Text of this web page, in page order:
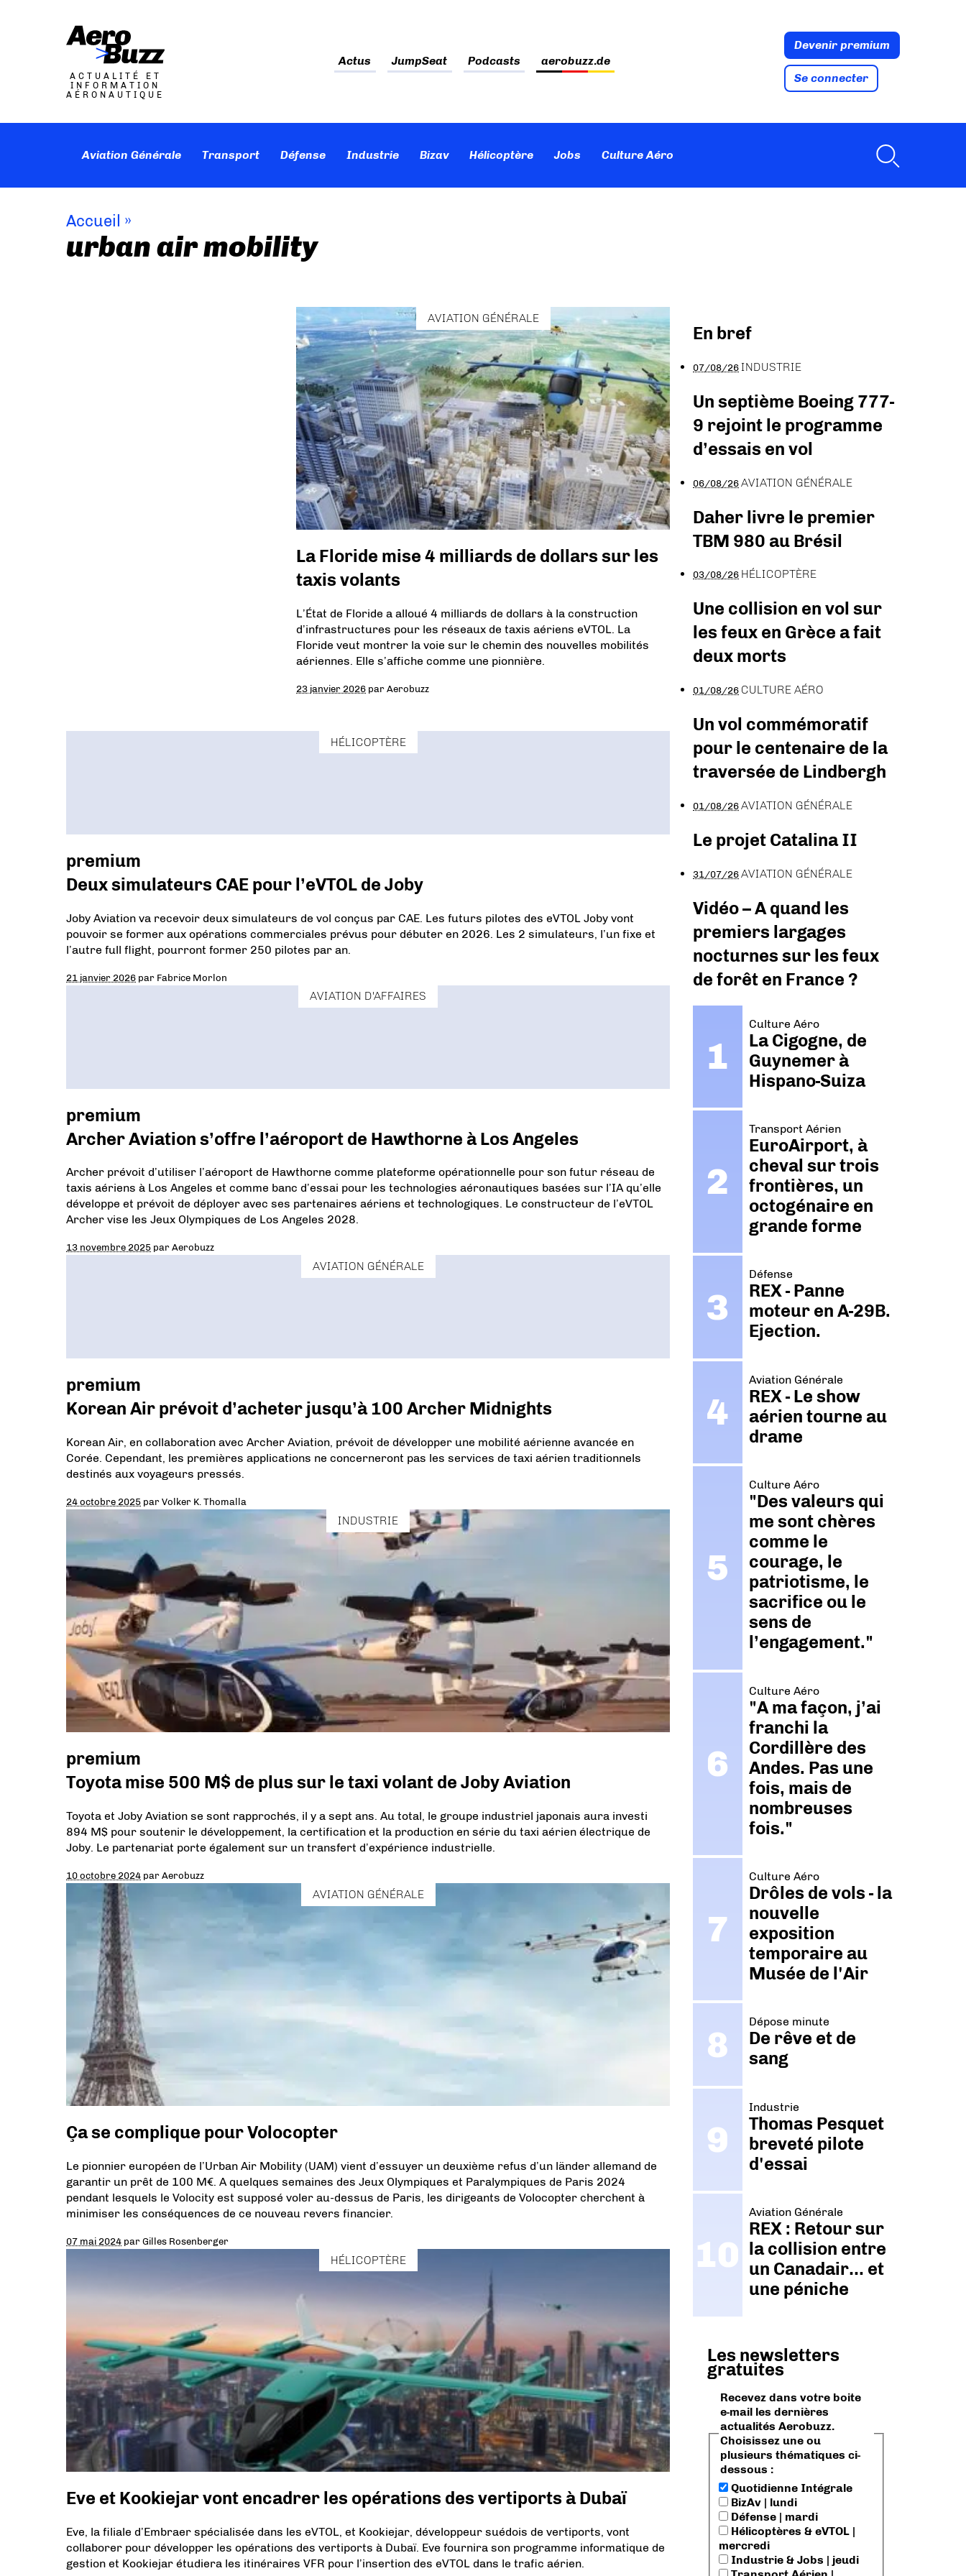
ACTUALITÉ ET
INFORMATION
AÉRONAUTIQUE
Actus JumpSeat Podcasts aerobuzz.de
Devenir premium
Se connecter
Aviation Générale Transport Défense Industrie Bizav Hélicoptère Jobs Culture Aéro
Accueil »
urban air mobility
AVIATION GÉNÉRALE
La Floride mise 4 milliards de dollars sur les
taxis volants
L’État de Floride a alloué 4 milliards de dollars à la construction
d’infrastructures pour les réseaux de taxis aériens eVTOL. La
Floride veut montrer la voie sur le chemin des nouvelles mobilités
aériennes. Elle s’affiche comme une pionnière.
23 janvier 2026 parAerobuzz
HÉLICOPTÈRE
premium
Deux simulateurs CAE pour l’eVTOL de Joby
Joby Aviation va recevoir deux simulateurs de vol conçus par CAE. Les futurs pilotes des eVTOL Joby vont
pouvoir se former aux opérations commerciales prévus pour débuter en 2026. Les 2 simulateurs, l’un fixe et
l’autre full flight, pourront former 250 pilotes par an.
21 janvier 2026 par Fabrice Morlon
AVIATION D'AFFAIRES
premium
Archer Aviation s’offre l’aéroport de Hawthorne à Los Angeles
Archer prévoit d’utiliser l’aéroport de Hawthorne comme plateforme opérationnelle pour son futur réseau de
taxis aériens à Los Angeles et comme banc d’essai pour les technologies aéronautiques basées sur l’IA qu’elle
développe et prévoit de déployer avec ses partenaires aériens et technologiques. Le constructeur de l’eVTOL
Archer vise les Jeux Olympiques de Los Angeles 2028.
13 novembre 2025 parAerobuzz
AVIATION GÉNÉRALE
premium
Korean Air prévoit d’acheter jusqu’à 100 Archer Midnights
Korean Air, en collaboration avec Archer Aviation, prévoit de développer une mobilité aérienne avancée en
Corée. Cependant, les premières applications ne concerneront pas les services de taxi aérien traditionnels
destinés aux voyageurs pressés.
24 octobre 2025 parVolker K. Thomalla
INDUSTRIE
premium
Toyota mise 500 M$ de plus sur le taxi volant de Joby Aviation
Toyota et Joby Aviation se sont rapprochés, il y a sept ans. Au total, le groupe industriel japonais aura investi
894 M$ pour soutenir le développement, la certification et la production en série du taxi aérien électrique de
Joby. Le partenariat porte également sur un transfert d’expérience industrielle.
10 octobre 2024 parAerobuzz
AVIATION GÉNÉRALE
Ça se complique pour Volocopter
Le pionnier européen de l’Urban Air Mobility (UAM) vient d’essuyer un deuxième refus d’un länder allemand de
garantir un prêt de 100 M€. A quelques semaines des Jeux Olympiques et Paralympiques de Paris 2024
pendant lesquels le Volocity est supposé voler au-dessus de Paris, les dirigeants de Volocopter cherchent à
minimiser les conséquences de ce nouveau revers financier.
07 mai 2024 parGilles Rosenberger
HÉLICOPTÈRE
Eve et Kookiejar vont encadrer les opérations des vertiports à Dubaï
Eve, la filiale d’Embraer spécialisée dans les eVTOL, et Kookiejar, développeur suédois de vertiports, vont
collaborer pour développer les opérations des vertiports à Dubaï. Eve fournira son programme informatique de
gestion et Kookiejar étudiera les itinéraires VFR pour l’insertion des eVTOL dans le trafic aérien.
En bref
07/08/26INDUSTRIE
Un septième Boeing 777-
9 rejoint le programme
d’essais en vol
06/08/26AVIATION GÉNÉRALE
Daher livre le premier
TBM 980 au Brésil
03/08/26 HÉLICOPTÈRE
Une collision en vol sur
les feux en Grèce a fait
deux morts
01/08/26 CULTURE AÉRO
Un vol commémoratif
pour le centenaire de la
traversée de Lindbergh
01/08/26AVIATION GÉNÉRALE
Le projet Catalina II
31/07/26AVIATION GÉNÉRALE
Vidéo – A quand les
premiers largages
nocturnes sur les feux
de forêt en France ?
Culture Aéro
La Cigogne, de
Guynemer à
Hispano-Suiza
Transport Aérien
EuroAirport, à
cheval sur trois
frontières, un
octogénaire en
grande forme
Défense
REX - Panne
moteur en A-29B.
Ejection.
Aviation Générale
REX - Le show
aérien tourne au
drame
Culture Aéro
"Des valeurs qui
me sont chères
comme le
courage, le
patriotisme, le
sacrifice ou le
sens de
l’engagement."
Culture Aéro
"A ma façon, j’ai
franchi la
Cordillère des
Andes. Pas une
fois, mais de
nombreuses
fois."
Culture Aéro
Drôles de vols - la
nouvelle
exposition
temporaire au
Musée de l'Air
Dépose minute
De rêve et de
sang
Industrie
Thomas Pesquet
breveté pilote
d'essai
Aviation Générale
REX : Retour sur
la collision entre
un Canadair… et
une péniche
Les newsletters
gratuites
Recevez dans votre boite
e-mail les dernières
actualités Aerobuzz.
Choisissez une ou
plusieurs thématiques ci-
dessous :
Quotidienne Intégrale
BizAv | lundi
Défense | mardi
Hélicoptères & eVTOL |
mercredi
Industrie & Jobs | jeudi